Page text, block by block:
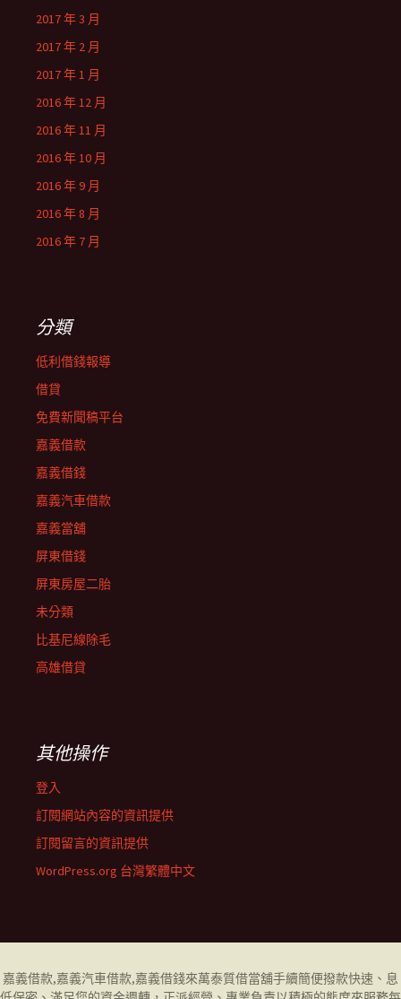
2017 年 3 月
2017 年 2 月
2017 年 1 月
2016 年 12 月
2016 年 11 月
2016 年 10 月
2016 年 9 月
2016 年 8 月
2016 年 7 月
分類
低利借錢報導
借貸
免費新聞稿平台
嘉義借款
嘉義借錢
嘉義汽車借款
嘉義當舖
屏東借錢
屏東房屋二胎
未分類
比基尼線除毛
高雄借貸
其他操作
登入
訂閱網站內容的資訊提供
訂閱留言的資訊提供
WordPress.org 台灣繁體中文
嘉義借款,嘉義汽車借款,嘉義借錢來萬泰質借當舖手續簡便撥款快速、息